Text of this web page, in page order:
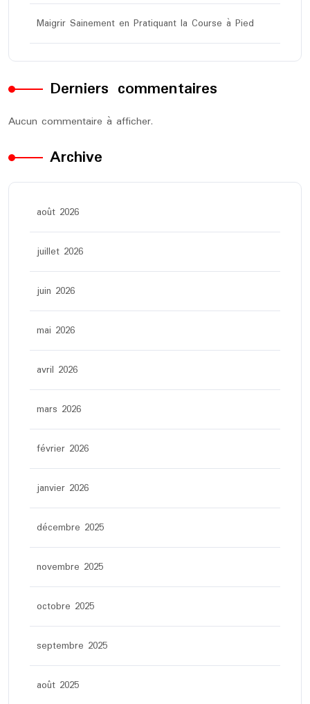
Maigrir Sainement en Pratiquant la Course à Pied
Derniers commentaires
Aucun commentaire à afficher.
Archive
août 2026
juillet 2026
juin 2026
mai 2026
avril 2026
mars 2026
février 2026
janvier 2026
décembre 2025
novembre 2025
octobre 2025
septembre 2025
août 2025